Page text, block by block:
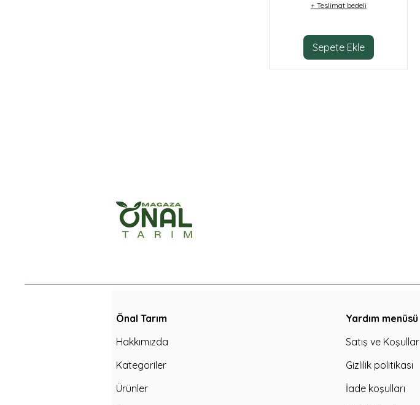
+ Teslimat bedeli
Sepete Ekle
Önal Tarım
Hakkımızda
Kategoriler
Ürünler
Yardım menüsü
Satış ve Koşullar
Gizlilik politikası
İade koşulları